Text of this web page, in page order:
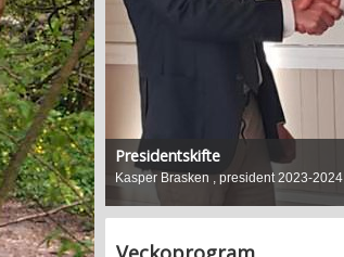
Presidentskifte
Kasper Brasken , president 2023-